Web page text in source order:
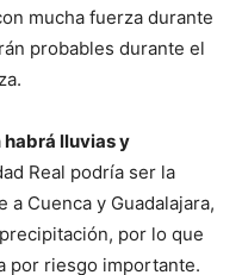
mucha fuerza durante
probables durante el
habrá lluvias y
Real podría ser la
Cuenca y Guadalajara,
por lo que
por riesgo importante.